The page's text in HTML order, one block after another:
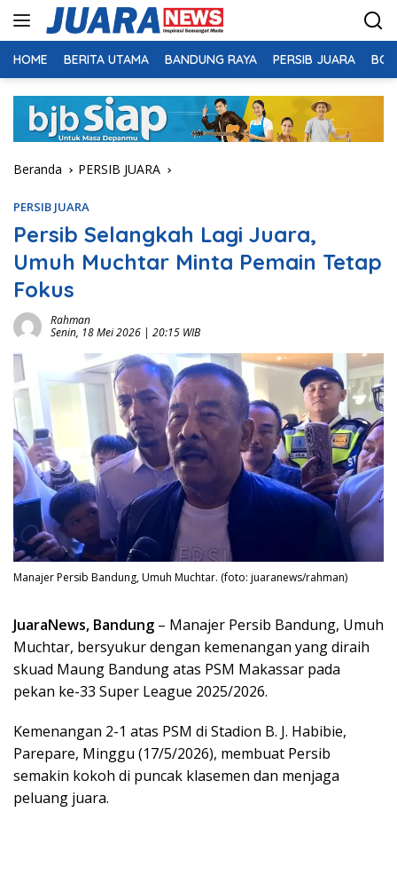
HOME BERITA UTAMA BANDUNG RAYA PERSIB JUARA
Beranda PERSIB JUARA
PERSIB JUARA
Persib Selangkah Lagi Juara,
Umuh Muchtar Minta Pemain Tetap
Fokus
Rahman
Senin, 18 Mei 2026 | 20:15 WIB
Manajer Persib Bandung, Umuh Muchtar. (foto: juaranews/rahman)
JuaraNews, Bandung – Manajer Persib Bandung, Umuh
Muchtar, bersyukur dengan kemenangan yang diraih
skuad Maung Bandung atas PSM Makassar pada
pekan ke-33 Super League 2025/2026.
Kemenangan 2-1 atas PSM di Stadion B. J. Habibie,
Parepare, Minggu (17/5/2026), membuat Persib
semakin kokoh di puncak klasemen dan menjaga
peluang juara.